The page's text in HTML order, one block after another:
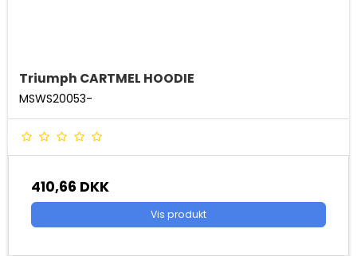
Triumph CARTMEL HOODIE
MSWS20053-
410,66 DKK
Vis produkt